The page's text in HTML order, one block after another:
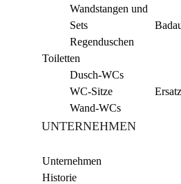
Wandstangen und
Sets
Regenduschen
Toiletten
Dusch-WCs
WC-Sitze
Wand-WCs
UNTERNEHMEN
Unternehmen
Historie